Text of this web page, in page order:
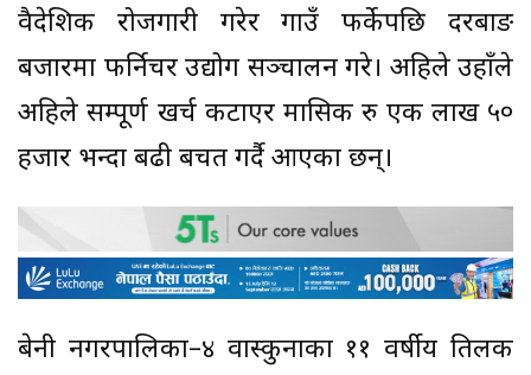
वैदेशिक रोजगारी गरेर गाउँ फर्केपछि दरबाङ
बजारमा फर्निचर उद्योग सञ्चालन गरे। अहिले उहाँले
अहिले सम्पूर्ण खर्च कटाएर मासिक रु एक लाख ५०
हजार भन्दा बढी बचत गर्दै आएका छन्।
बेनी नगरपालिका–४ वास्कुनाका ११ वर्षीय तिलक